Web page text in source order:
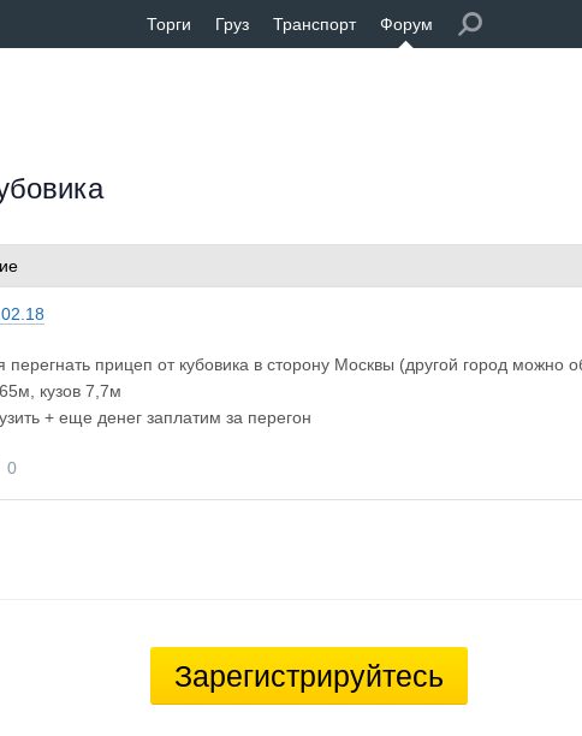
Торги Груз Транспорт Форум
перегнать прицеп от кубовика в сторону Москвы (другой город можно
кузов 7,7м
+ еще денег заплатим за перегон
0
Зарегистрируйтесь